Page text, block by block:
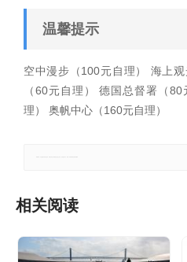
温馨提示
空中漫步（100元自理） 海上
（60元自理） 德国总督署（
理） 奥帆中心（160元自理）
相关阅读